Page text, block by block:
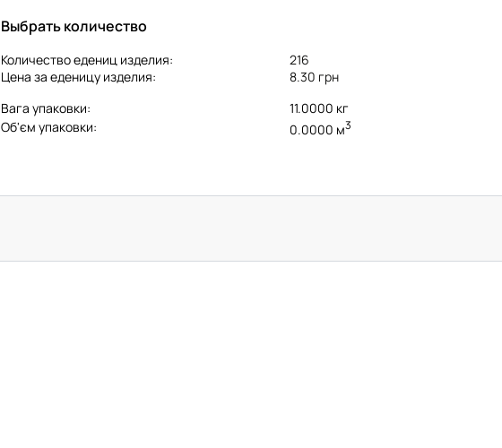
Выбрать количество
Количество едениц изделия:
216
Цена за еденицу изделия:
8.30 грн
Вага упаковки:
11.0000 кг
Об'єм упаковки:
0.0000 м3